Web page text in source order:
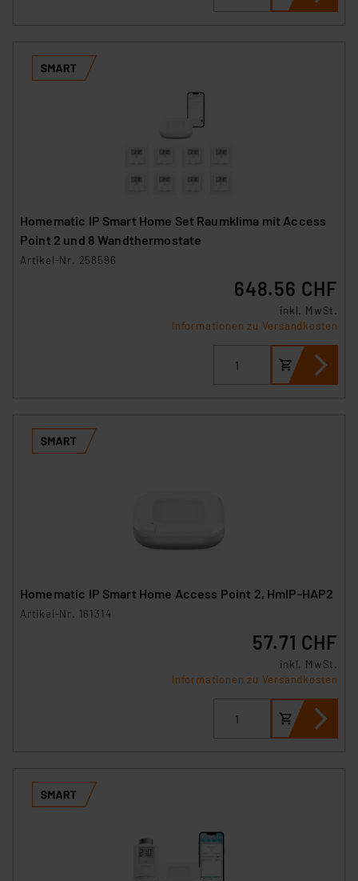
Homematic IP Smart Home Set Raumklima mit Access
Point 2 und 8 Wandthermostate
Artikel-Nr. 258596
648.56 CHF
inkl. MwSt.
Informationen zu Versandkosten
Homematic IP Smart Home Access Point 2, HmIP-HAP2
Artikel-Nr. 161314
57.71 CHF
inkl. MwSt.
Informationen zu Versandkosten